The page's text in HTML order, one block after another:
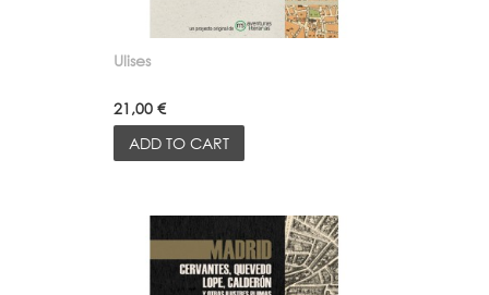
Ulises
21,00 €
ADD TO CART